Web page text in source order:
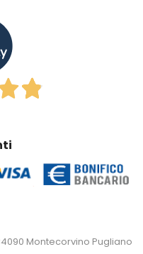
Montecorvino Pugliano